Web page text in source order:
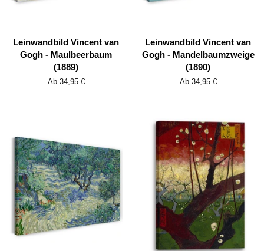
Leinwandbild Vincent van
Gogh - Maulbeerbaum
(1889)
Ab 34,95 €
Leinwandbild Vincent van
Gogh - Mandelbaumzweige
(1890)
Ab 34,95 €